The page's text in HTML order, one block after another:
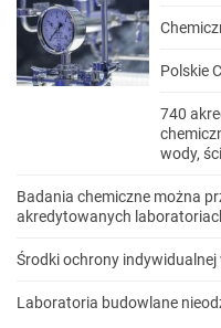
Polskie
740
wody,
Badania chemiczne można
akredytowanych
Środki ochrony
Laboratoria budowlane